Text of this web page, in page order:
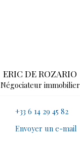
ERIC DE ROZARIO
Négociateur immobilier
+33 6 14 29 45 82
Envoyer un e-mail